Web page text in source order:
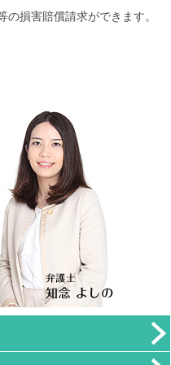
損害賠償請求ができます。